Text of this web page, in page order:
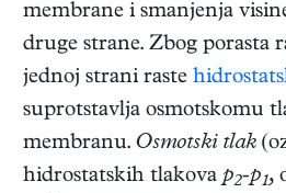
membrane i smanjenja
druge strane. Zbog porasta
jednoj strani raste
suprotstavlja osmotskomu
membranu. Osmotski tlak
hidrostatskih tlakovap2-p1,